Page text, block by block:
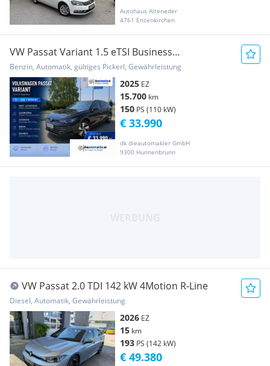
Autohaus Alteneder
4761 Enzenkirchen
VW Passat Variant 1.5 eTSI Business
|LED|AHK|MEMORY|
Benzin, Automatik, gültiges Pickerl, Gewährleistung
2025 EZ
15.700 km
150 PS (110 kW)
dk dieautomakler GmbH
9300 Hunnenbrunn
€ 33.990
VW Passat 2.0 TDI 142 kW 4Motion R-Line
Diesel, Automatik, Gewährleistung
2026 EZ
15 km
193 PS (142 kW)
€ 49.380